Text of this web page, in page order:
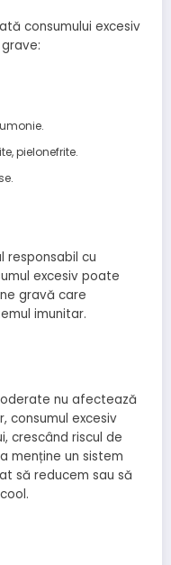
consumului excesiv
pielonefrite.
responsabil cu
excesiv poate
gravă care
imunitar.
nu afectează
consumul excesiv
crescând riscul de
menține un sistem
să reducem sau să